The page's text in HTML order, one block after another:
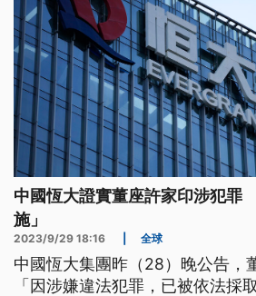
中國恆大證實董座許家印涉犯罪
施」
2023/9/29 18:16 全球
中國恆大集團昨（28）晚公告，
「因涉嫌違法犯罪，已被依法採